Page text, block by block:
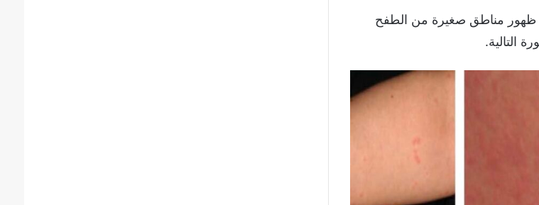
ظهور مناطق صغيرة من الطفح
التالية.